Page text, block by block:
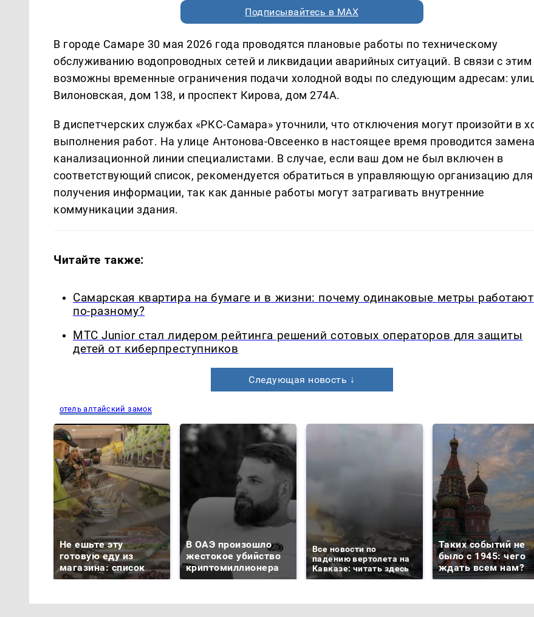
Подписывайтесь в MAX
В городе Самаре 30 мая 2026 года проводятся плановые работы по техническому
обслуживанию водопроводных сетей и ликвидации аварийных ситуаций. В связи с этим
возможны временные ограничения подачи холодной воды по следующим адресам:
Вилоновская, дом 138, и проспект Кирова, дом 274А.
В диспетчерских службах «РКС-Самара» уточнили, что отключения могут произойти в
выполнения работ. На улице Антонова-Овсеенко в настоящее время проводится замена
канализационной линии специалистами. В случае, если ваш дом не был включен в
соответствующий список, рекомендуется обратиться в управляющую организацию для
получения информации, так как данные работы могут затрагивать внутренние
коммуникации здания.
Читайте также:
Самарская квартира на бумаге и в жизни: почему одинаковые метры работают
по-разному?
МТС Junior стал лидером рейтинга решений сотовых операторов для защиты
детей от киберпреступников
Следующая новость ↓
отель алтайский замок
Не ешьте эту
готовую еду из
магазина: список
В ОАЭ произошло
жестокое убийство
криптомиллионера
Все новости по
падению вертолета на
Кавказе: читать здесь
Таких событий не
было с 1945: чего
ждать всем нам?